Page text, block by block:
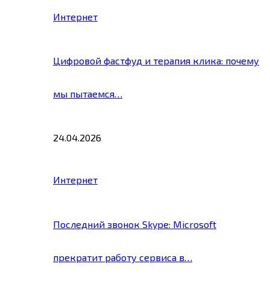
Интернет
Цифровой фастфуд и терапия клика: почему
мы пытаемся…
24.04.2026
Интернет
Последний звонок Skype: Microsoft
прекратит работу сервиса в…